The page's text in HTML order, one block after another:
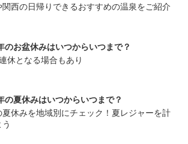
関西の日帰りできるおすすめの温泉をご紹介
のお盆休みはいつからいつまで？
休となる場合もあり
の夏休みはいつからいつまで？
夏休みを地域別にチェック！夏レジャーを計